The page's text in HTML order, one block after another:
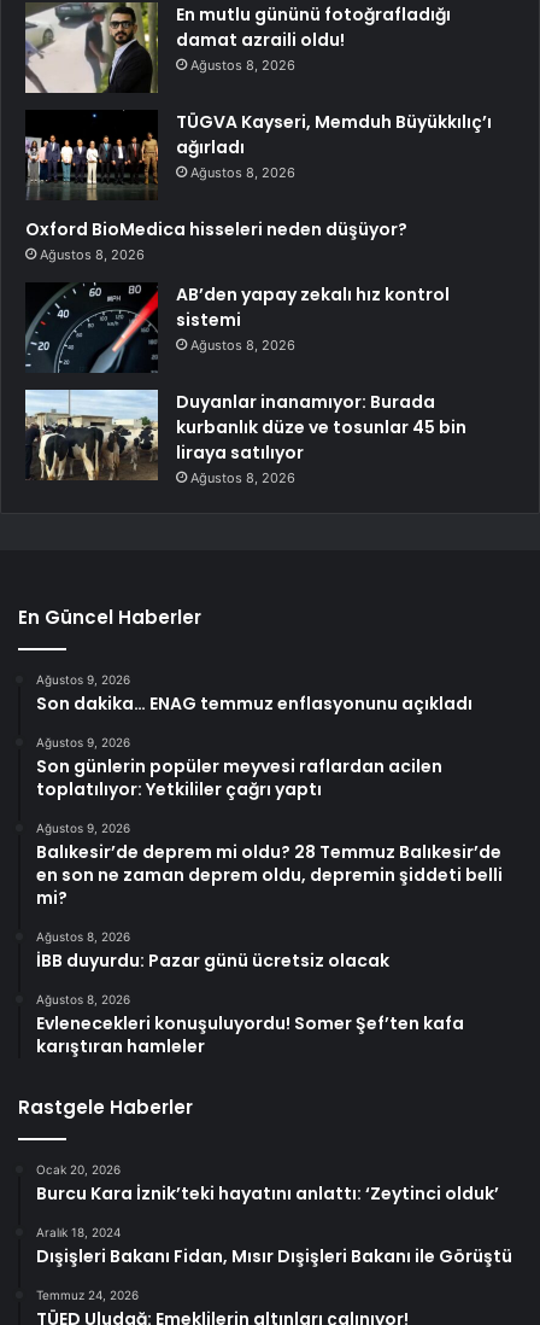
En mutlu gününü fotoğrafladığı
damat azraili oldu!
Ağustos 8, 2026
TÜGVA Kayseri, Memduh Büyükkılıç’ı
ağırladı
Ağustos 8, 2026
Oxford BioMedica hisseleri neden düşüyor?
Ağustos 8, 2026
AB’den yapay zekalı hız kontrol
sistemi
Ağustos 8, 2026
Duyanlar inanamıyor: Burada
kurbanlık düze ve tosunlar 45 bin
liraya satılıyor
Ağustos 8, 2026
En Güncel Haberler
Ağustos 9, 2026
Son dakika… ENAG temmuz enflasyonunu açıkladı
Ağustos 9, 2026
Son günlerin popüler meyvesi raflardan acilen
toplatılıyor: Yetkililer çağrı yaptı
Ağustos 9, 2026
Balıkesir’de deprem mi oldu? 28 Temmuz Balıkesir’de
en son ne zaman deprem oldu, depremin şiddeti belli
mi?
Ağustos 8, 2026
İBB duyurdu: Pazar günü ücretsiz olacak
Ağustos 8, 2026
Evlenecekleri konuşuluyordu! Somer Şef’ten kafa
karıştıran hamleler
Rastgele Haberler
Ocak 20, 2026
Burcu Kara İznik’teki hayatını anlattı: ‘Zeytinci olduk’
Aralık 18, 2024
Dışişleri Bakanı Fidan, Mısır Dışişleri Bakanı ile Görüştü
Temmuz 24, 2026
TÜED Uludağ: Emeklilerin altınları çalınıyor!